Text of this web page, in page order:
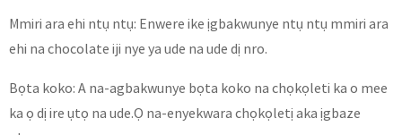
Mmiri ara ehi ntụ ntụ: Enwere ike ịgbakwunye ntụ ntụ mmiri ara
ehi na chocolate iji nye ya ude na ude dị nro.
Bọta koko: A na-agbakwunye bọta koko na chọkọleti ka o mee
ka ọ dị ire ụtọ na ude.Ọ na-enyekwara chọkọletị aka ịgbaze